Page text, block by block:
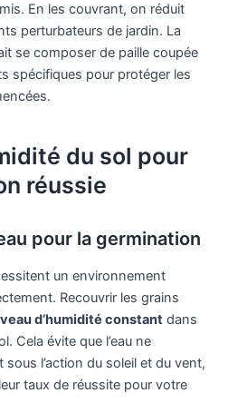
En les couvrant, on réduit
perturbateurs de jardin. La
se composer de paille coupée
spécifiques pour protéger les
du sol pour
réussie
pour la germination
un environnement
Recouvrir les grains
d’humidité constant dans
Cela évite que l’eau ne
sous l’action du soleil et du vent,
taux de réussite pour votre